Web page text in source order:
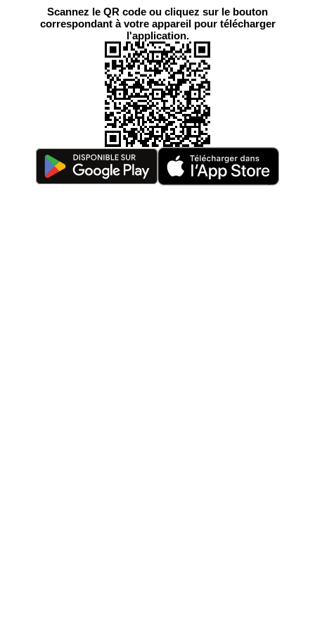
Scannez le QR code ou cliquez sur le bouton
correspondant à votre appareil pour télécharger
l'application.